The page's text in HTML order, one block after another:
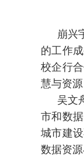
崩兴
的工作
校企行
慧与资
吴文
市和数
城市建
数据资